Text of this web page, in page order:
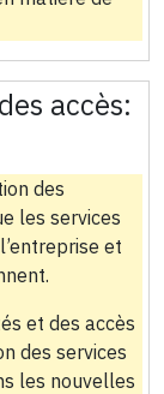
accès:
des
les services
et
et des accès
des services
les nouvelles